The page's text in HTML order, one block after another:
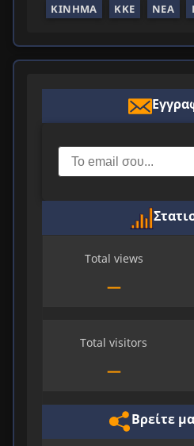
ΚΊΝΗΜΑ
ΚΚΕ ΝΈΑ
Total views
—
Total visitors
—
Βρείτε